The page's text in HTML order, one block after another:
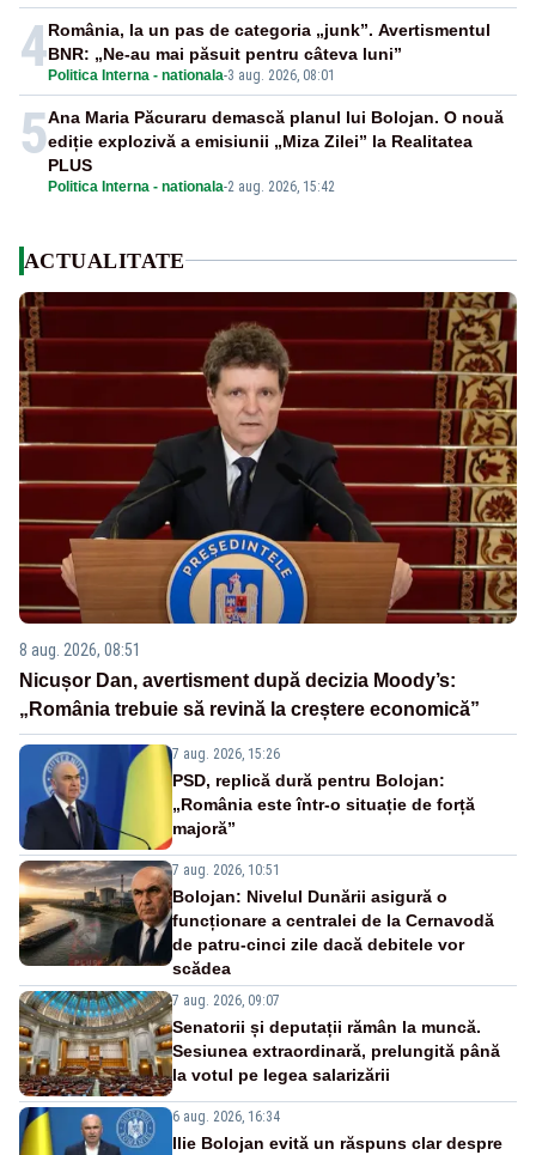
4Politica Interna - nationala-3 aug. 2026, 08:01
România, la un pas de categoria „junk”. Avertismentul
BNR: „Ne-au mai păsuit pentru câteva luni”
5
Politica Interna - nationala-2 aug. 2026, 15:42
Ana Maria Păcuraru demască planul lui Bolojan. O nouă
ediție explozivă a emisiunii „Miza Zilei” la Realitatea
PLUS
ACTUALITATE
8 aug. 2026, 08:51
Nicușor Dan, avertisment după decizia Moody’s:
„România trebuie să revină la creștere economică”
7 aug. 2026, 15:26
PSD, replică dură pentru Bolojan:
„România este într-o situație de forță
majoră”
7 aug. 2026, 10:51
Bolojan: Nivelul Dunării asigură o
funcționare a centralei de la Cernavodă
de patru-cinci zile dacă debitele vor
scădea
7 aug. 2026, 09:07
Senatorii și deputații rămân la muncă.
Sesiunea extraordinară, prelungită până
la votul pe legea salarizării
6 aug. 2026, 16:34
Ilie Bolojan evită un răspuns clar despre